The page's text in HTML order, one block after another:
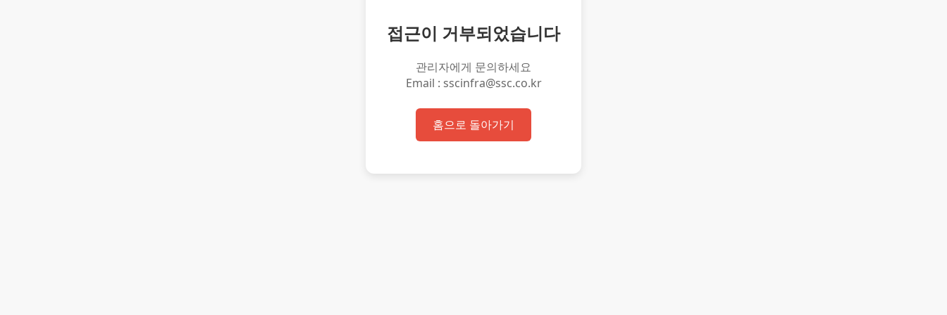
접근이 거부되었습니다
관리자에게 문의하세요
Email : sscinfra@ssc.co.kr
홈으로 돌아가기